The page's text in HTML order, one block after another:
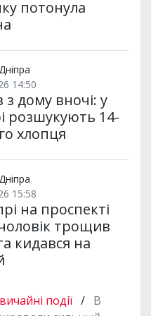
потонула
14:50
з дому вночі: у
розшукують 14-
хлопця
15:58
на проспекті
трощив
кидався на
події / В